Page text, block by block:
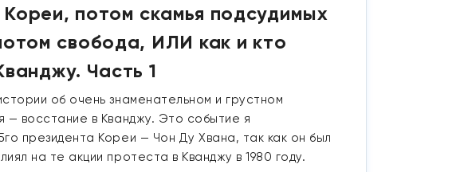
потом скамья подсудимых
свобода, ИЛИ как и кто
Часть 1
об очень знаменательном и грустном
— восстание в Кванджу. Это событие я
президента Кореи — Чон Ду Хвана, так как он был
на те акции протеста в Кванджу в 1980 году.